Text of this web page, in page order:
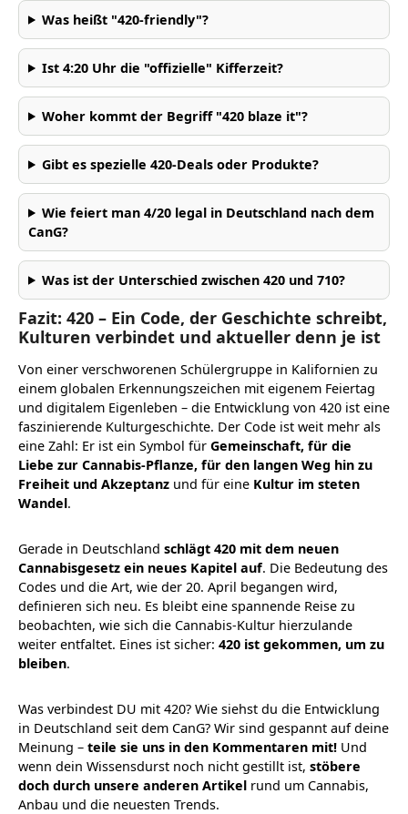
Was heißt "420-friendly"?
Ist 4:20 Uhr die "offizielle" Kifferzeit?
Woher kommt der Begriff "420 blaze it"?
Gibt es spezielle 420-Deals oder Produkte?
Wie feiert man 4/20 legal in Deutschland nach dem
CanG?
Was ist der Unterschied zwischen 420 und 710?
Fazit: 420 – Ein Code, der Geschichte schreibt,
Kulturen verbindet und aktueller denn je ist
Von einer verschworenen Schülergruppe in Kalifornien zu
einem globalen Erkennungszeichen mit eigenem Feiertag
und digitalem Eigenleben – die Entwicklung von 420 ist eine
faszinierende Kulturgeschichte. Der Code ist weit mehr als
eine Zahl: Er ist ein Symbol für Gemeinschaft, für die
Liebe zur Cannabis-Pflanze, für den langen Weg hin zu
Freiheit und Akzeptanz und für eine Kultur im steten
Wandel.
Gerade in Deutschland schlägt 420 mit dem neuen
Cannabisgesetz ein neues Kapitel auf. Die Bedeutung des
Codes und die Art, wie der 20. April begangen wird,
definieren sich neu. Es bleibt eine spannende Reise zu
beobachten, wie sich die Cannabis-Kultur hierzulande
weiter entfaltet. Eines ist sicher: 420 ist gekommen, um zu
bleiben.
Was verbindest DU mit 420? Wie siehst du die Entwicklung
in Deutschland seit dem CanG? Wir sind gespannt auf deine
Meinung – teile sie uns in den Kommentaren mit! Und
wenn dein Wissensdurst noch nicht gestillt ist, stöbere
doch durch unsere anderen Artikel rund um Cannabis,
Anbau und die neuesten Trends.